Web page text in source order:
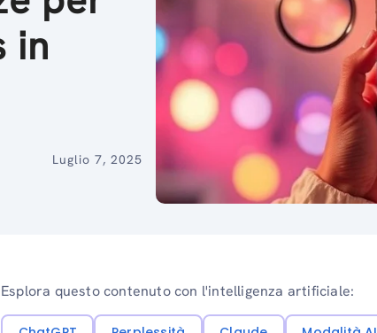
in
Luglio 7, 2025
Esplora questo contenuto con l'intelligenza artificiale: